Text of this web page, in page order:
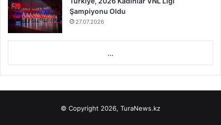
Şampiyonu Oldu
27.07.2026
...
© Copyright 2026, TuraNews.kz